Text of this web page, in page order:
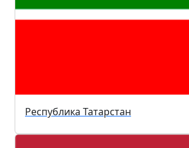
Республика Татарстан